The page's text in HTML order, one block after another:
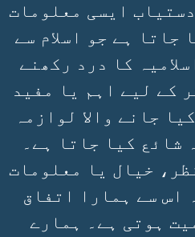
ایسی معلومات
جاتا ہے جو اسلام سے
کا درد رکھنے
کے لیے اہم یا مفید
جانے والا لوازمہ
شائع کیا جاتا ہے۔
خیال یا معلومات
اس سے ہمارا اتفاق
ہوتی ہے۔ ہمارے